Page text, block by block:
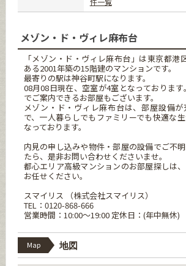
メゾン・ド・ヴィレ麻布台
「メゾン・ド・ヴィレ麻布台」は東京都
ある2001年築の15階建のマンションです。
最寄りの駅は神谷町駅になります。
08月08日現在、空室が4室となっておりま
でご案内できるお部屋もございます。
メゾン・ド・ヴィレ麻布台は、部屋設備
で、一人暮らしでもファミリーでも快適な
なっております。
内見の申し込みや物件・部屋の設備でご不
たら、是非お問い合わせくださいませ。
都心エリア高級マンションのお部屋探しは
お任せください。
スマイリス （株式会社スマイリス）
TEL：0120-868-666
営業時間：10:00～19:00 定休日：(年中無休)
Map 地図